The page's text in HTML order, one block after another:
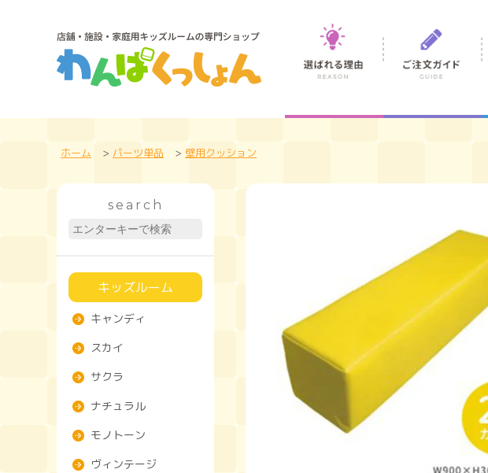
ホーム > パーツ単品 > 壁用クッション
search
キッズルーム
キャンディ
スカイ
サクラ
ナチュラル
モノトーン
ヴィンテージ